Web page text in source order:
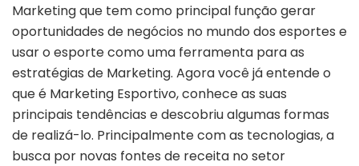
Marketing que tem como principal função gerar
oportunidades de negócios no mundo dos esportes e
usar o esporte como uma ferramenta para as
estratégias de Marketing. Agora você já entende o
que é Marketing Esportivo, conhece as suas
principais tendências e descobriu algumas formas
de realizá-lo. Principalmente com as tecnologias, a
busca por novas fontes de receita no setor